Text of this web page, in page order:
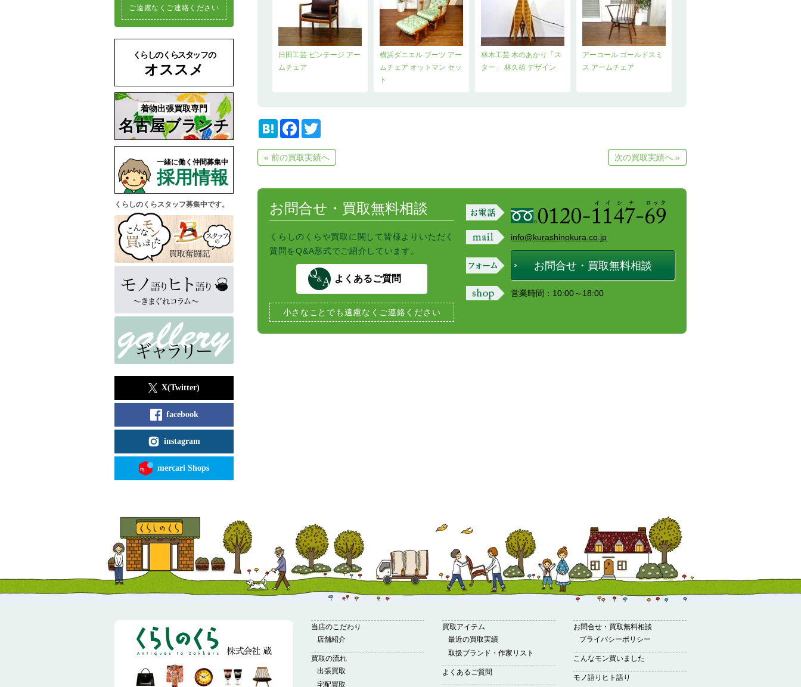
日田工芸 ビンテージ アー
ムチェア
横浜ダニエル ブーツ アー
ムチェア オットマン セッ
ト
林木工芸 木のあかり「ス
ター」 林久雄 デザイン
アーコール ゴールドスミ
ス アームチェア
H
e
n
F
e
b
k
t
t
« 前の買取実績へ 次の買取実績へ »
お問合せ・買取無料相談
くらしのくらや買取に関して皆様よりいただく
質問をQ&A形式でご紹介しています。
よくあるご質問
小さなことでも遠慮なくご連絡ください
info@kurashinokura.co.jp
お問合せ・買取無料相談
営業時間：10:00～18:00
ご遠慮なくご連絡ください
くらしのくらスタッフの
オススメ
着物出張買取専門
名古屋ブランチ
一緒に働く仲間募集中
採用情報
くらしのくらスタッフ募集中です。
X(Twitter)
facebook
instagram
mercari Shops
当店のこだわり
店舗紹介
買取の流れ
出張買取
宅配買取
買取アイテム
最近の買取実績
取扱ブランド・作家リスト
よくあるご質問
お問合せ・買取無料相談
プライバシーポリシー
こんなモン買いました
モノ語りヒト語り